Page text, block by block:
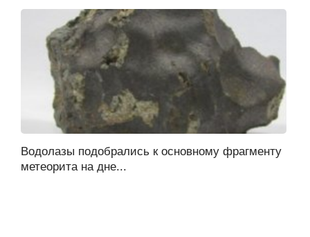
Водолазы подобрались к основному фрагменту
метеорита на дне...